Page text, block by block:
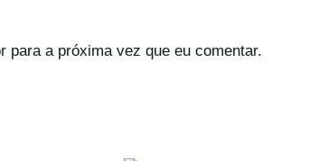
para a próxima vez que eu comentar.